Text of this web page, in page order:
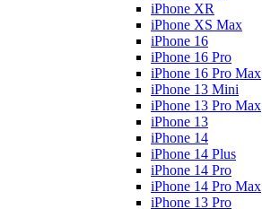
iPhone XR
iPhone XS Max
iPhone 16
iPhone 16 Pro
iPhone 16 Pro Max
iPhone 13 Mini
iPhone 13 Pro Max
iPhone 13
iPhone 14
iPhone 14 Plus
iPhone 14 Pro
iPhone 14 Pro Max
iPhone 13 Pro